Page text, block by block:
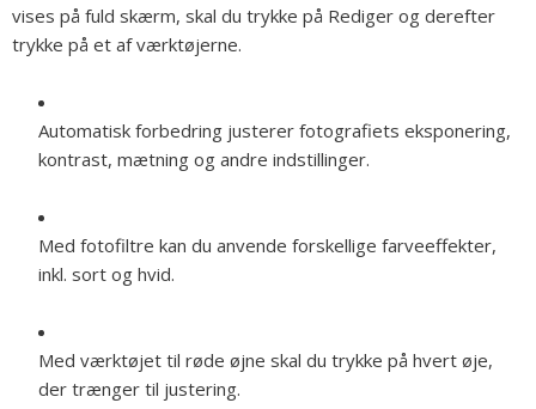
vises på fuld skærm, skal du trykke på Rediger og derefter
trykke på et af værktøjerne.
Automatisk forbedring justerer fotografiets eksponering,
kontrast, mætning og andre indstillinger.
Med fotofiltre kan du anvende forskellige farveeffekter,
inkl. sort og hvid.
Med værktøjet til røde øjne skal du trykke på hvert øje,
der trænger til justering.